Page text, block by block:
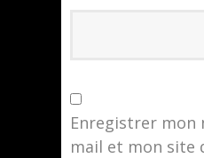
Enregistrer mon
mail et mon site